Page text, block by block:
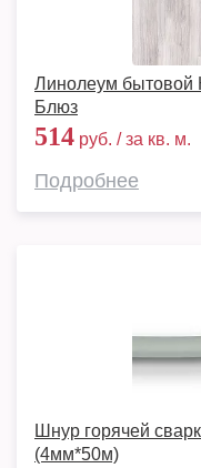
Линолеум бытовой
Блюз
514 руб. / за кв. м.
Подробнее
Шнур горячей
(4мм*50м)